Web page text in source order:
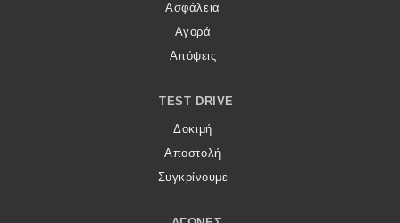
Ασφάλεια
Αγορά
Απόψεις
TEST DRIVE
Δοκιμή
Αποστολή
Συγκρίνουμε